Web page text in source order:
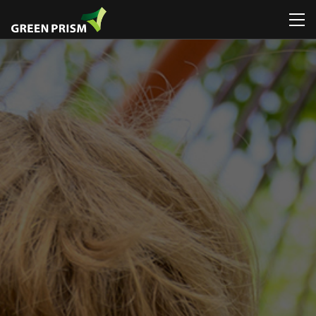
회사소개
연혁 / 수상
특허 / 인증
디자인연구소
조직도
찾아오시는
휴게시설물
관리시설물
운동시설물
공공예술 /
환경조형물
폭염저감시설물
조달등록제품 /
디자인인증제품
일반놀이대
로비니아놀이대
그네
미끄럼틀
흔들놀이
ETC
디자인인증제품
휴게시설물
놀이시설물
휴게시설물
놀이시설물
스마트시리즈
공